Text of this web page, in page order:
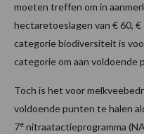
moeten treffen om in
hectaretoeslagen van € 60,
categorie biodiversiteit is
categorie om aan voldoende
Toch is het voor
voldoende punten te halen
7e nitraatactieprogramma